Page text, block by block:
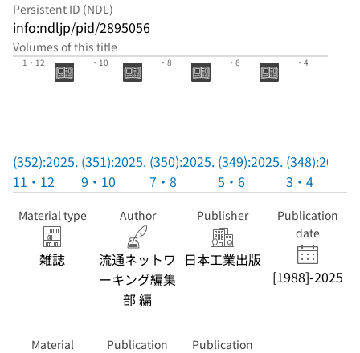
Persistent ID (NDL)
info:ndljp/pid/2895056
Volumes of this title
(352):2025.1
1・12
(352):2025.
11・12
(351):2025.9
・10
(351):2025.
9・10
・8
(350):2025.
7・8
・6
(349):2025.
5・6
・4
(348):2025.
3・4
Material type
雑誌
Author
流通ネットワ
ーキング編集
部 編
Publisher
日本工業出版
Publication
date
[1988]-2025
Material
Publication
Publication